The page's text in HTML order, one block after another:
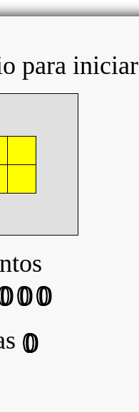
para iniciar
0